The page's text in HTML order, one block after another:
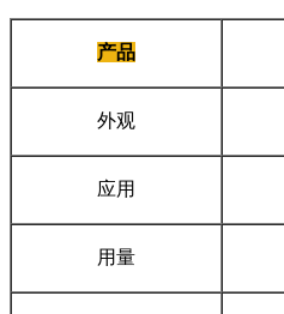
产品
外观
应用
用量